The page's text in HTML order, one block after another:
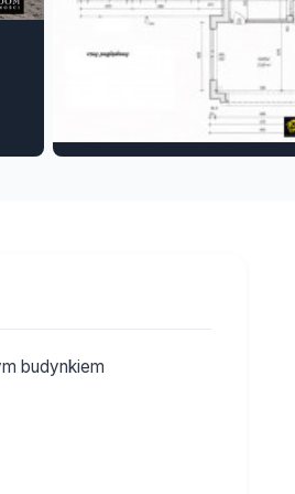
budynkiem